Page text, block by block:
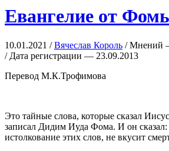
Евангелие от
10.01.2021 /Вячеслав Король / Мнений
/ Дата регистрации — 23.09.2013
Перевод М.К.Трофимова
Это тайные слова, которые сказал
записал Дидим Иуда Фома. И он сказал:
истолкование этих слов, не вкусит